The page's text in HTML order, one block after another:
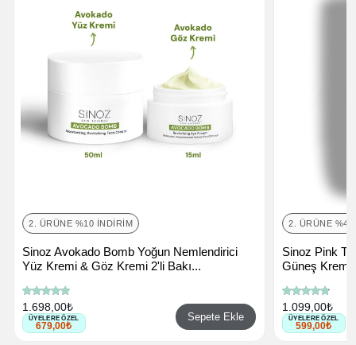
2. ÜRÜNE %10 İNDIRIM
Sinoz Avokado Bomb Yoğun Nemlendirici
Yüz Kremi & Göz Kremi 2'li Bakı...
1.698,00₺
ÜYELERE ÖZEL
679,00₺
Sepete Ekle
2. ÜRÜNE %40
Sinoz Pink
Güneş Kremi
1.099,00₺
ÜYELERE ÖZEL
599,00₺